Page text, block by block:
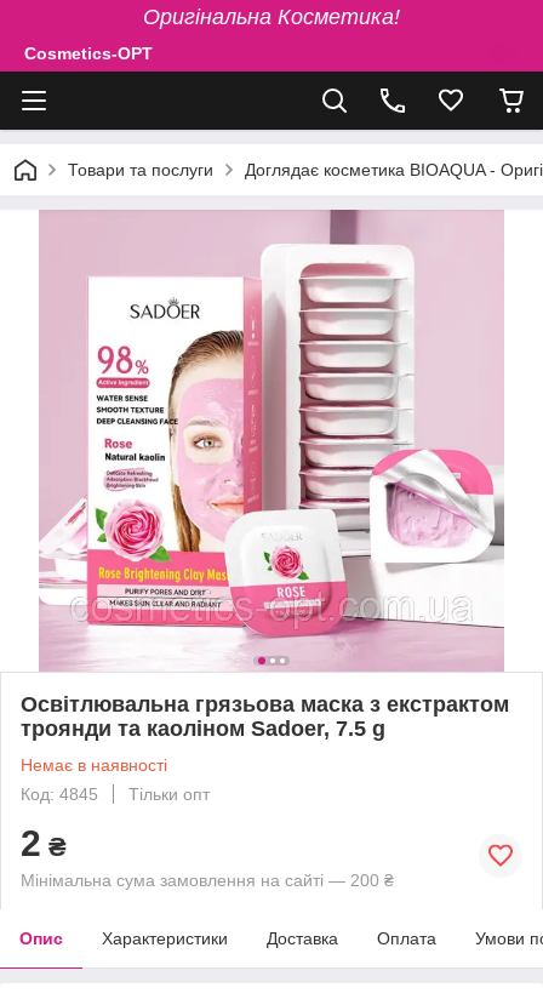
Оригінальна Косметика!
Cosmetics-OPT
Товари та послуги Доглядає косметика BIOAQUA -
Освітлювальна грязьова маска з екстрактом
троянди та каоліном Sadoer, 7.5 g
Немає в наявності
Код: 4845
Тільки опт
2 ₴
Мінімальна сума замовлення на сайті — 200 ₴
Опис Характеристики Доставка Оплата Умови